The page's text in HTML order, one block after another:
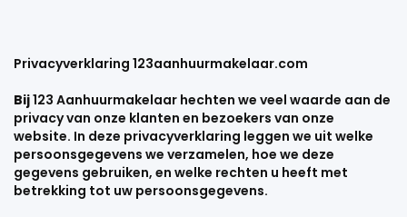
Privacyverklaring 123aanhuurmakelaar.com
Bij123 Aanhuurmakelaar hechten we veel waarde aan de
privacy van onze klanten en bezoekers van onze
website. In deze privacyverklaring leggen we uit welke
persoonsgegevens we verzamelen, hoe we deze
gegevens gebruiken, en welke rechten u heeft met
betrekking tot uw persoonsgegevens.